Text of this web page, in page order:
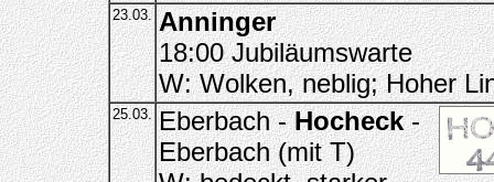
23.03. Anninger
18:00 Jubiläumswarte
W: Wolken, neblig; Hoher
25.03. Eberbach -Hocheck-
Eberbach (mit T)